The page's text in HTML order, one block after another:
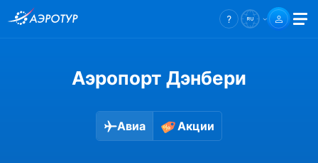
Аэропорт Дэнбери
Авиа Акции